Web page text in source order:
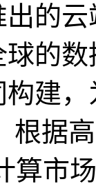
的
的
建
根据
算市